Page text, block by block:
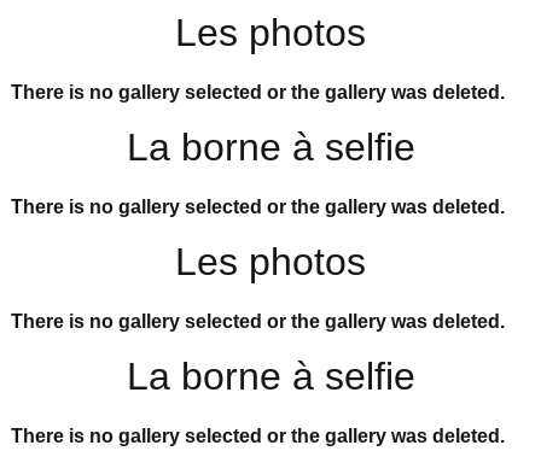
Les photos
There is no gallery selected or the gallery was deleted.
La borne à selfie
There is no gallery selected or the gallery was deleted.
Les photos
There is no gallery selected or the gallery was deleted.
La borne à selfie
There is no gallery selected or the gallery was deleted.